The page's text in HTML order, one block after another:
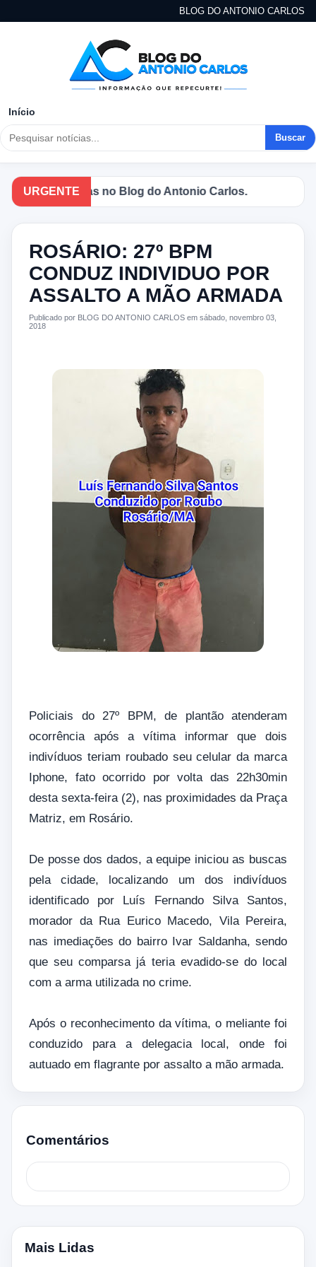
BLOG DO ANTONIO CARLOS
Início
Buscar
URGENTE
notícias no Blog do Antonio Carlos.
ROSÁRIO: 27º BPM
CONDUZ INDIVIDUO POR
ASSALTO A MÃO ARMADA
Publicado por BLOG DO ANTONIO CARLOS em sábado, novembro 03,
2018
Policiais do 27º BPM, de plantão atenderam
ocorrência após a vítima informar que dois
indivíduos teriam roubado seu celular da marca
Iphone, fato ocorrido por volta das 22h30min
desta sexta-feira (2), nas proximidades da Praça
Matriz, em Rosário.
De posse dos dados, a equipe iniciou as buscas
pela cidade, localizando um dos indivíduos
identificado por Luís Fernando Silva Santos,
morador da Rua Eurico Macedo, Vila Pereira,
nas imediações do bairro Ivar Saldanha, sendo
que seu comparsa já teria evadido-se do local
com a arma utilizada no crime.
Após o reconhecimento da vítima, o meliante foi
conduzido para a delegacia local, onde foi
autuado em flagrante por assalto a mão armada.
Comentários
Mais Lidas